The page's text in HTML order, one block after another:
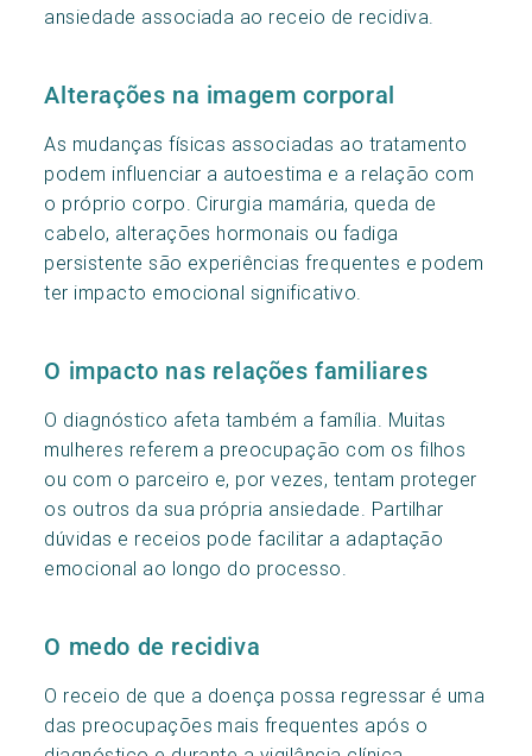
ansiedade associada ao receio de recidiva.
Alterações na imagem corporal
As mudanças físicas associadas ao tratamento
podem influenciar a autoestima e a relação com
o próprio corpo. Cirurgia mamária, queda de
cabelo, alterações hormonais ou fadiga
persistente são experiências frequentes e podem
ter impacto emocional significativo.
O impacto nas relações familiares
O diagnóstico afeta também a família. Muitas
mulheres referem a preocupação com os filhos
ou com o parceiro e, por vezes, tentam proteger
os outros da sua própria ansiedade. Partilhar
dúvidas e receios pode facilitar a adaptação
emocional ao longo do processo.
O medo de recidiva
O receio de que a doença possa regressar é uma
das preocupações mais frequentes após o